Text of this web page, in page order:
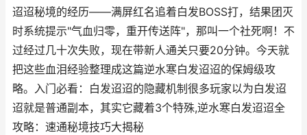
迢迢秘境的经历——满屏红名追着白发BOSS打，结果团灭
时系统提示"气血归零，重开传送阵"，那叫一个社死啊！不
过经过几十次失败，现在带新人通关只要20分钟。今天就
把这些血泪经验整理成这篇逆水寒白发迢迢的保姆级攻
略。入门必看：白发迢迢的隐藏机制很多玩家以为白发迢
迢就是普通副本，其实它藏着3个特殊,逆水寒白发迢迢全
攻略：速通秘境技巧大揭秘